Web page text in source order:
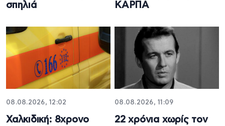
σπηλιά
ΚΑΡΠΑ
08.08.2026, 12:02
Χαλκιδική: 8χρονο
08.08.2026, 11:09
22 χρόνια χωρίς τον